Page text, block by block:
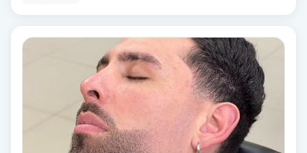
Hälsa
Idrottsmassage